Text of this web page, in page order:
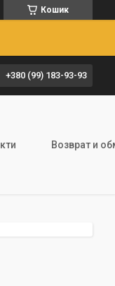
Кошик
+380 (99) 183-93-93
Возврат и